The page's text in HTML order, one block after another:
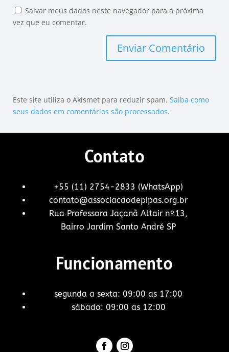
Salvar meus dados neste navegador para a próxima
vez que eu comentar.
Este site utiliza o Akismet para reduzir spam. Saiba como
seus dados em comentários são processados.
Contato
+55 (11) 2754-2833 (WhatsApp)
contato@associacaodepipas.org.br
Rua Professora Jaçanã Altair nº13,
Bairro Jardim Santo André SP
Funcionamento
segunda a sexta: 09:00 as 17:00
sábado: 09:00 as 12:00